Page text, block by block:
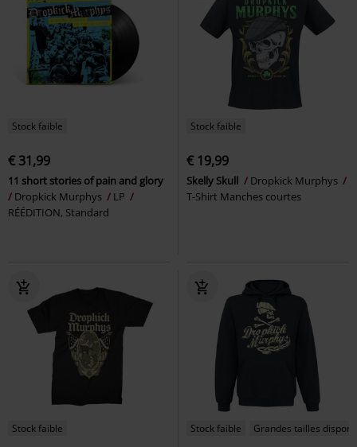
Stock faible
€ 31,99
11 short stories of pain and glory
Dropkick Murphys
LP
RÉÉDITION, Standard
Stock faible
€ 19,99
Skelly Skull
Dropkick Murphys
T-Shirt Manches courtes
Stock faible Stock faible Grandes tailles